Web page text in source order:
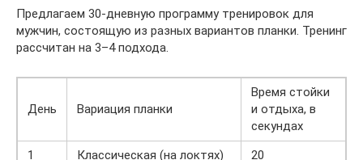
Предлагаем 30-дневную программу тренировок для
мужчин, состоящую из разных вариантов планки. Тренинг
рассчитан на 3–4 подхода.
День Вариация планки
Время стойки
и отдыха, в
секундах
1
Классическая (на локтях) 20